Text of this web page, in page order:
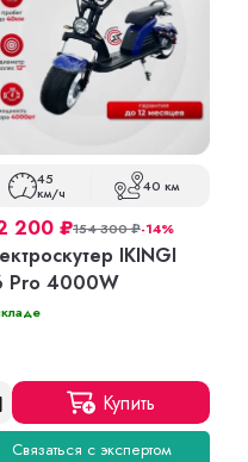
45
км/ч 40 км
200 ₽154 300₽-14%
IKINGI
Pro 4000W
Купить
Связаться с экспертом